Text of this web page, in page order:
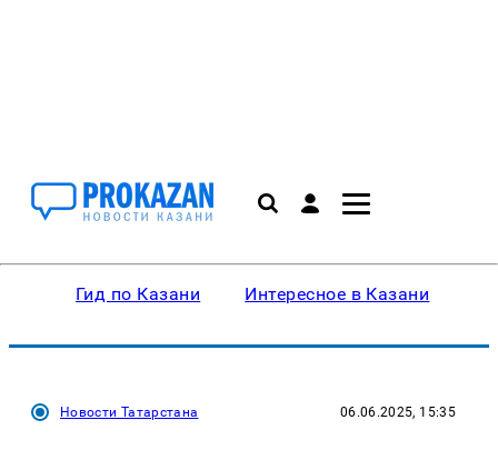
Гид по Казани Интересное в Казани
Новости Татарстана 06.06.2025, 15:35